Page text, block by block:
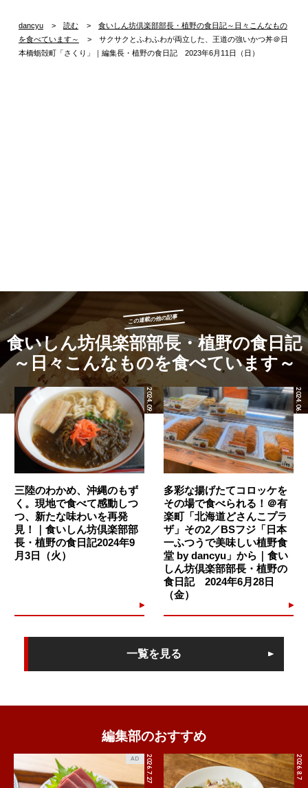
しさがしっかり残っています。特に、とんかつの両端はとじて
ないので、サクサク感が味わえます。濃厚で上質なだしを吸っ
た半熟状の卵もとんかつの強い旨味と程よくなじんでご飯を誘
実はこの店、近くの人形町のとんかつ店「かつ好」が出したと
んかつ専門店なのです。「かつ好」のとんかつもバランスよく
揚げ切った美味しさがありますが、それをかつ丼に応用するに
は、さらに強い揚げ方をする必要があったのだと納得しました
（ちなみに「さくり」の1階には同系列の和食店「七灯舎」も
あります。そのためか「さくり」のかつ丼には上質で濃厚なだ
しが効いたお椀と爽やかな味わいのドレッシングで和えた千切
りキャベツがつきます）。
不可能かと思っていた（？）かつ丼のバランス問題。組み合わ
せ方を変えたりするのではなく、強くしっかり揚げ切ったとん
でも両立することがわかりました。
dancyu 読む
食いしん坊倶楽部部長・植野の食日記～日々こんなもの
を食べています～
サクサクとふわふわが両立した、王道の強いかつ丼＠日
本橋蛎殻町「さくり」｜編集長・植野の食日記 2023年6月11日（日）
この連載の他の記事
食いしん坊倶楽部部長・植野の食日記
～日々こんなものを食べています～
2024.09.03
三陸のわかめ、沖縄のもず
く。現地で食べて感動しつ
つ、新たな味わいを再発
見！｜食いしん坊倶楽部部
長・植野の食日記2024年9
月3日（火）
2024.06.28
多彩な揚げたてコロッケを
その場で食べられる！＠有
楽町「北海道どさんこプラ
ザ」その2／BSフジ「日本
一ふつうで美味しい植野食
堂 by dancyu」から｜食い
しん坊倶楽部部長・植野の
食日記 2024年6月28日
（金）
一覧を見る
編集部のおすすめ
2026.7.27
AD 2026.8.7